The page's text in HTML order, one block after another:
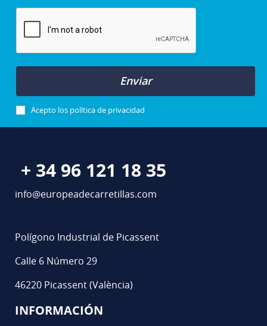
Enviar
Acepto los política de privacidad
+ 34 96 121 18 35
info@europeadecarretillas.com
Polígono Industrial de Picassent
Calle 6 Número 29
46220 Picassent (València)
INFORMACIÓN